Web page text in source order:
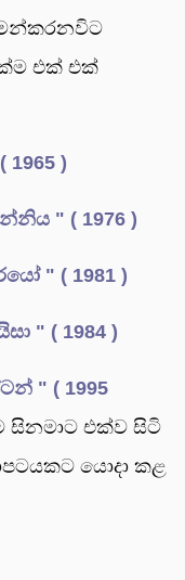
එක් එක්
)
" ( 1976 )
" ( 1981 )
" ( 1984 )
" ( 1995
සිනමාට එක්ව සිටි
යොදා කළ